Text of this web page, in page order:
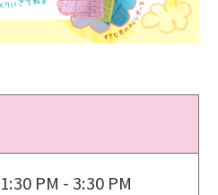
1:30 PM - 3:30 PM